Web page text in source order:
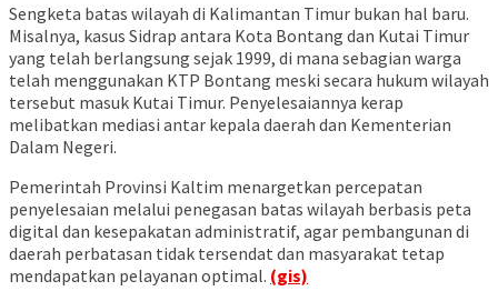
Sengketa batas wilayah di Kalimantan Timur bukan hal baru.
Misalnya, kasus Sidrap antara Kota Bontang dan Kutai Timur
yang telah berlangsung sejak 1999, di mana sebagian warga
telah menggunakan KTP Bontang meski secara hukum wilayah
tersebut masuk Kutai Timur. Penyelesaiannya kerap
melibatkan mediasi antar kepala daerah dan Kementerian
Dalam Negeri.
Pemerintah Provinsi Kaltim menargetkan percepatan
penyelesaian melalui penegasan batas wilayah berbasis peta
digital dan kesepakatan administratif, agar pembangunan di
daerah perbatasan tidak tersendat dan masyarakat tetap
mendapatkan pelayanan optimal. (gis)